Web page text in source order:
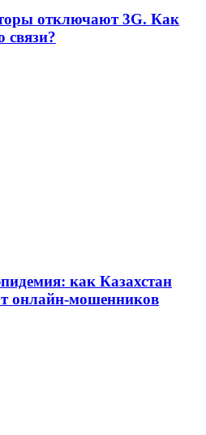
отключают 3G. Как
связи?
как Казахстан
онлайн-мошенников